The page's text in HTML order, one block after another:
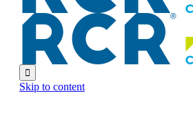

Skip to content